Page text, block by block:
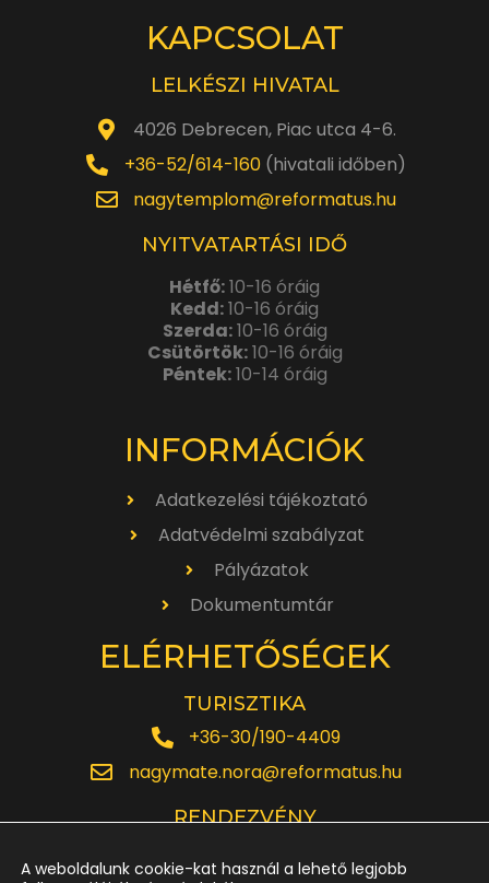
KAPCSOLAT
LELKÉSZI HIVATAL
4026 Debrecen, Piac utca 4-6.
+36-52/614-160(hivatali időben)
nagytemplom@reformatus.hu
NYITVATARTÁSI IDŐ
Hétfő:10-16 óráig
Kedd:10-16 óráig
Szerda:10-16 óráig
Csütörtök:10-16 óráig
Péntek:10-14 óráig
INFORMÁCIÓK
Adatkezelési tájékoztató
Adatvédelmi szabályzat
Pályázatok
Dokumentumtár
ELÉRHETŐSÉGEK
TURISZTIKA
+36-30/190-4409
nagymate.nora@reformatus.hu
RENDEZVÉNY
A weboldalunk cookie-kat használ a lehető legjobb